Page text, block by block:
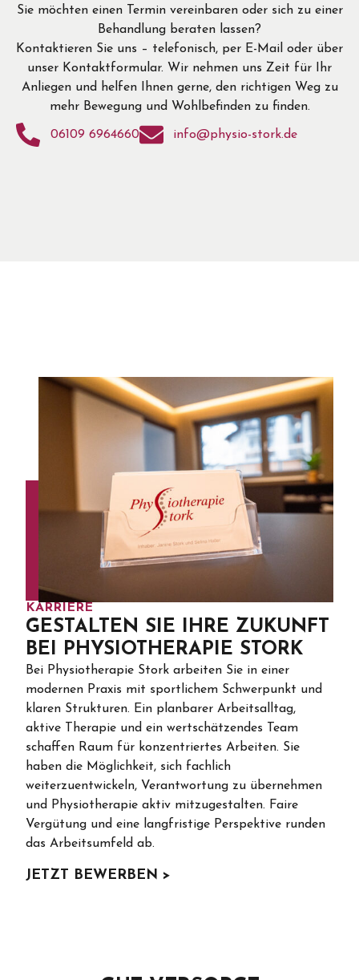
Sie möchten einen Termin vereinbaren oder sich zu einer
Behandlung beraten lassen?
Kontaktieren Sie uns – telefonisch, per E-Mail oder über
unser Kontaktformular. Wir nehmen uns Zeit für Ihr
Anliegen und helfen Ihnen gerne, den richtigen Weg zu
mehr Bewegung und Wohlbefinden zu finden.
06109 6964660 info@physio-stork.de
KARRIERE
GESTALTEN SIE IHRE ZUKUNFT
BEI PHYSIOTHERAPIE STORK
Bei Physiotherapie Stork arbeiten Sie in einer
modernen Praxis mit sportlichem Schwerpunkt und
klaren Strukturen. Ein planbarer Arbeitsalltag,
aktive Therapie und ein wertschätzendes Team
schaffen Raum für konzentriertes Arbeiten. Sie
haben die Möglichkeit, sich fachlich
weiterzuentwickeln, Verantwortung zu übernehmen
und Physiotherapie aktiv mitzugestalten. Faire
Vergütung und eine langfristige Perspektive runden
das Arbeitsumfeld ab.
JETZT BEWERBEN >